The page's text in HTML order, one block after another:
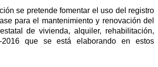
se pretende fomentar el uso del registro
para el mantenimiento y renovación del
de vivienda, alquiler, rehabilitación,
2016 que se está elaborando en estos